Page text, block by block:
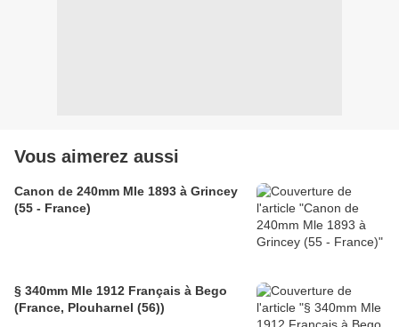
Vous aimerez aussi
Canon de 240mm Mle 1893 à Grincey
(55 - France)
§ 340mm Mle 1912 Français à Bego
(France, Plouharnel (56))